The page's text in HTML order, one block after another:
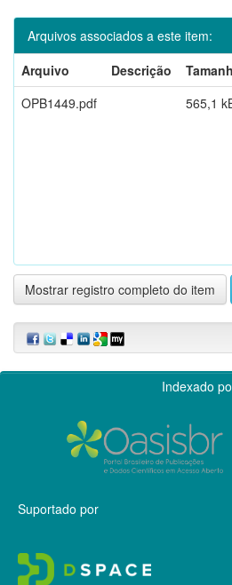
Arquivos associados a este item:
Arquivo
Descrição
OPB1449.pdf
565,1
Mostrar registro completo do item
Indexado
Suportado por